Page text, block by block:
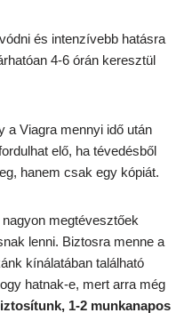
és intenzívebb hatásra
4-6 órán keresztül
a Viagra mennyi idő után
elő, ha tévedésből
hanem csak egy kópiát.
megtévesztőek
lenni. Biztosra menne a
kínálatában található
hatnak-e, mert arra még
1-2 munkanapos